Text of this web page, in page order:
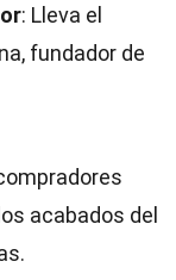
: Lleva el
fundador de
acabados del